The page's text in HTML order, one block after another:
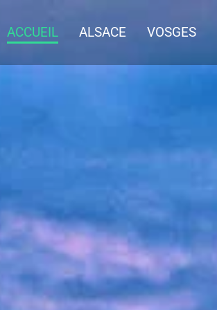
ACCUEIL ALSACE VOSGES